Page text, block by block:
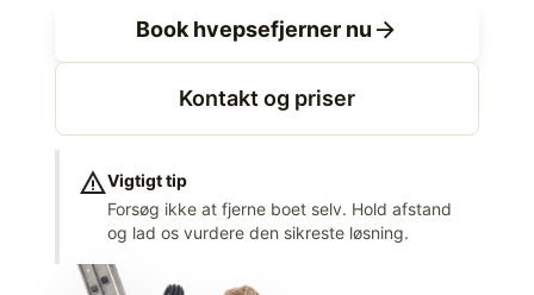
Book hvepsefjerner nu arrow_forward
Kontakt og priser
warningVigtigt tip
Forsøg ikke at fjerne boet selv. Hold afstand
og lad os vurdere den sikreste løsning.